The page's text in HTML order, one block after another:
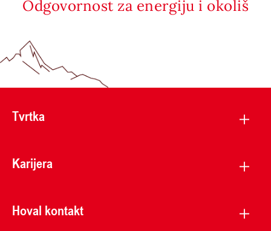
Odgovornost za energiju i okoliš
Tvrtka
Karijera
Hoval kontakt